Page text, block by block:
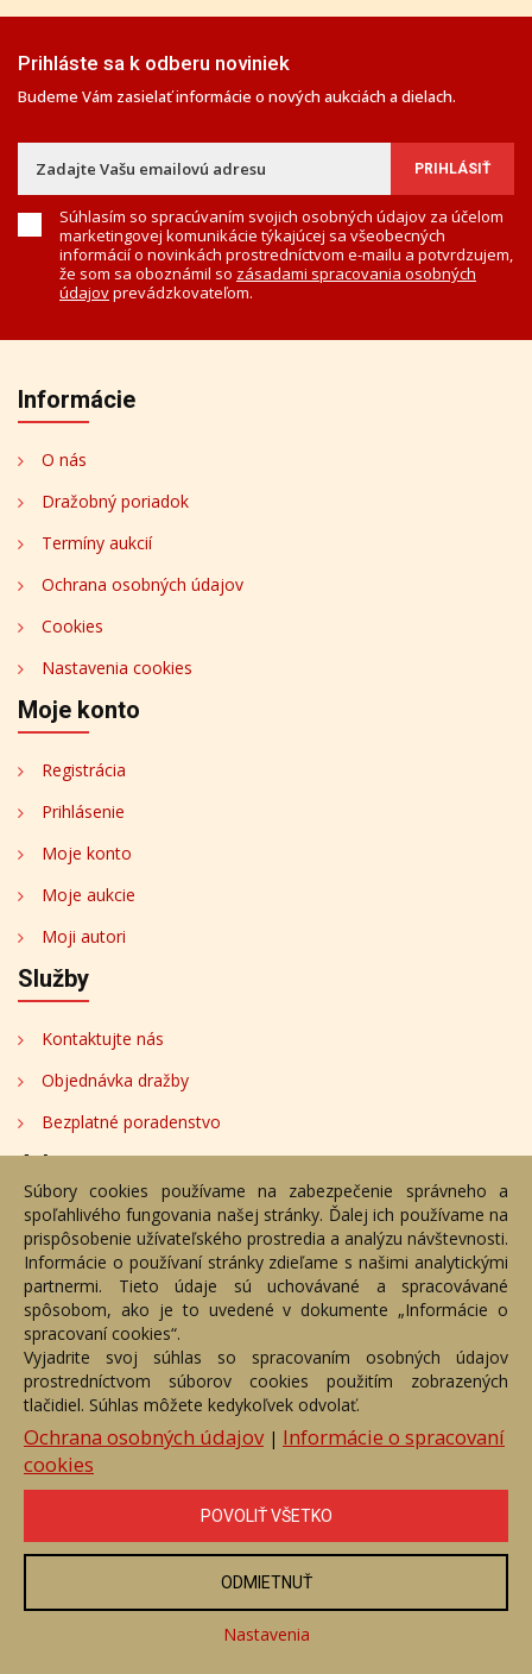
Prihláste sa k odberu noviniek
Budeme Vám zasielať informácie o nových aukciách a dielach.
Súhlasím so spracúvaním svojich osobných údajov za účelom
marketingovej komunikácie týkajúcej sa všeobecných
informácií o novinkách prostredníctvom e-mailu a potvrdzujem,
že som sa oboznámil so zásadami spracovania osobných
údajovprevádzkovateľom.
Informácie
O nás
Dražobný poriadok
Termíny aukcií
Ochrana osobných údajov
Cookies
Nastavenia cookies
Moje konto
Registrácia
Prihlásenie
Moje konto
Moje aukcie
Moji autori
Služby
Kontaktujte nás
Objednávka dražby
Bezplatné poradenstvo
Adresa
Nižný Hrušov 333, 094 22, Slovenská republika
+421 905 356 921
+421 905 959 101
dartesro@dartesro.sk
Hlavná stránka Aukčný katalóg
Objednávka dražby
Termíny aukcií
Online Aukcia
DARTE AUKČNÁ SPOLOČNOSŤ s.r.o. © 2007 - 2026
Akékoľvek používanie obrazových a textových súčastí tejto stránky je
podmienené výslovným súhlasom jej vlastníka. Všetky práva sú
vyhradené.
Súbory cookies používame na zabezpečenie správneho a
spoľahlivého fungovania našej stránky. Ďalej ich používame na
prispôsobenie užívateľského prostredia a analýzu návštevnosti.
Informácie o používaní stránky zdieľame s našimi analytickými
partnermi. Tieto údaje sú uchovávané a spracovávané
spôsobom, ako je to uvedené v dokumente „Informácie o
spracovaní cookies“.
Vyjadrite svoj súhlas so spracovaním osobných údajov
prostredníctvom súborov cookies použitím zobrazených
tlačidiel. Súhlas môžete kedykoľvek odvolať.
Ochrana osobných údajov| Informácie o spracovaní
cookies
POVOLIŤ VŠETKO
ODMIETNUŤ
Nastavenia